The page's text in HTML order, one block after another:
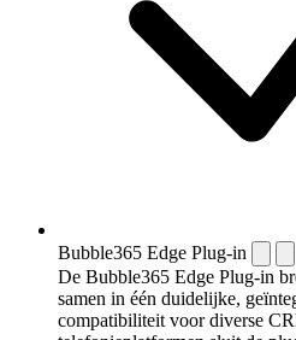
Bubble365 Edge Plug-in
De Bubble365 Edge Plug-in
samen in één duidelijke,
compatibiliteit voor diverse